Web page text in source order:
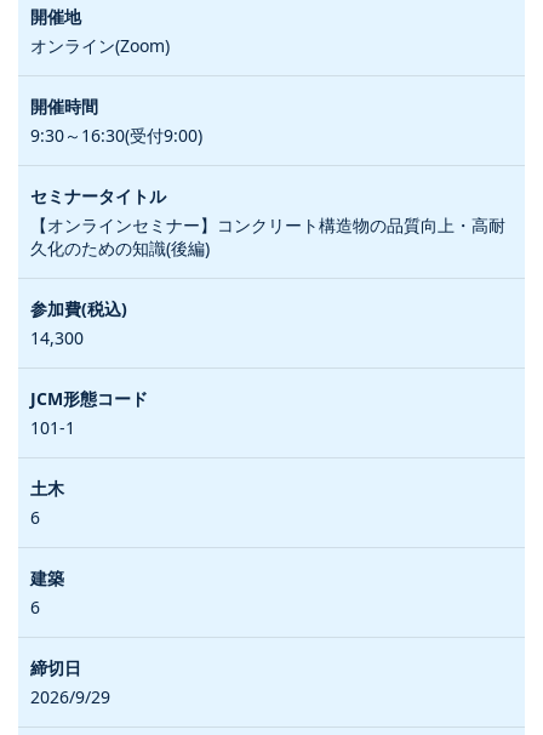
オンライン(Zoom)
9:30～16:30(受付9:00)
【オンラインセミナー】コンクリート構造物の品質向上・高耐
久化のための知識(後編)
14,300
101-1
6
6
2026/9/29